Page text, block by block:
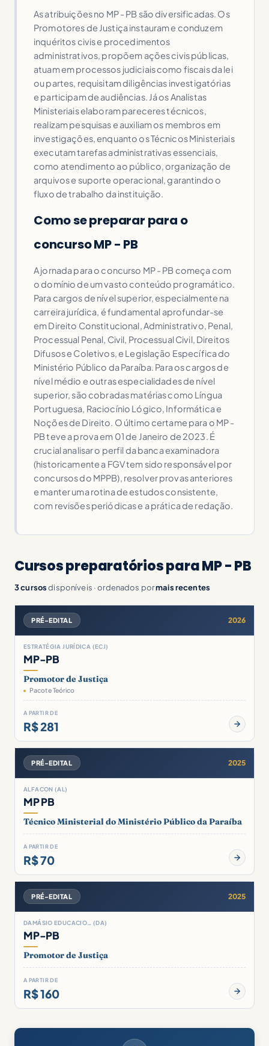
As atribuições no MP - PB são diversificadas. Os
Promotores de Justiça instauram e conduzem
inquéritos civis e procedimentos
administrativos, propõem ações civis públicas,
atuam em processos judiciais como fiscais da lei
ou partes, requisitam diligências investigatórias
e participam de audiências. Já os Analistas
Ministeriais elaboram pareceres técnicos,
realizam pesquisas e auxiliam os membros em
investigações, enquanto os Técnicos Ministeriais
executam tarefas administrativas essenciais,
como atendimento ao público, organização de
arquivos e suporte operacional, garantindo o
fluxo de trabalho da instituição.
Como se preparar para o
concurso MP - PB
A jornada para o concurso MP - PB começa com
o domínio de um vasto conteúdo programático.
Para cargos de nível superior, especialmente na
carreira jurídica, é fundamental aprofundar-se
em Direito Constitucional, Administrativo, Penal,
Processual Penal, Civil, Processual Civil, Direitos
Difusos e Coletivos, e Legislação Específica do
Ministério Público da Paraíba. Para os cargos de
nível médio e outras especialidades de nível
superior, são cobradas matérias como Língua
Portuguesa, Raciocínio Lógico, Informática e
Noções de Direito. O último certame para o MP -
PB teve a prova em 01 de Janeiro de 2023. É
crucial analisar o perfil da banca examinadora
(historicamente a FGV tem sido responsável por
concursos do MPPB), resolver provas anteriores
e manter uma rotina de estudos consistente,
com revisões periódicas e a prática de redação.
Cursos preparatórios para MP - PB
3 cursosdisponíveis · ordenados pormais recentes
PRÉ-EDITAL 2026
ESTRATÉGIA JURÍDICA (ECJ)
MP-PB
Promotor de Justiça
Pacote Teórico
A PARTIR DE
R$ 281
PRÉ-EDITAL 2025
ALFACON (AL)
MP PB
Técnico Ministerial do Ministério Público da Paraíba
A PARTIR DE
R$ 70
PRÉ-EDITAL 2025
DAMÁSIO EDUCACIO… (DA)
MP-PB
Promotor de Justiça
A PARTIR DE
R$ 160